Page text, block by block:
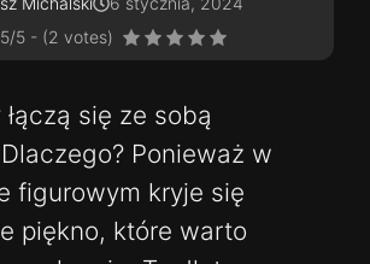
5 - (2 votes)
łączą się ze sobą
Ponieważ w
figurowym kryje się
piękno, które warto